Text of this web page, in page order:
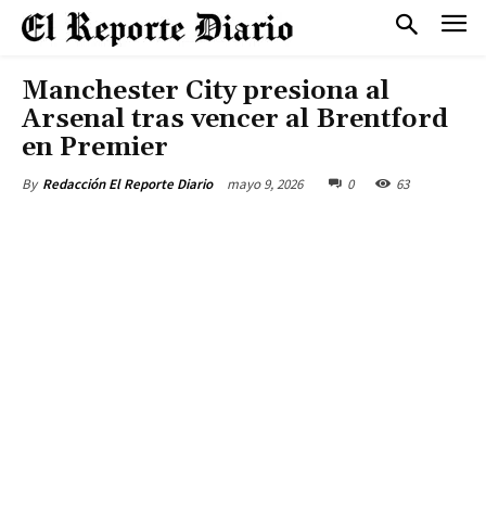
Manchester City presiona al
Arsenal tras vencer al Brentford
en Premier
By Redacción El Reporte Diario mayo 9, 2026 0 63